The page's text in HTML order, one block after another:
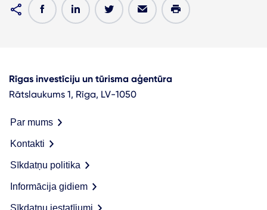
Rīgas investīciju un tūrisma aģentūra
Rātslaukums 1, Rīga, LV-1050
Par mums
Kontakti
Sīkdatņu politika
Informācija gidiem
Sīkdatņu iestatījumi